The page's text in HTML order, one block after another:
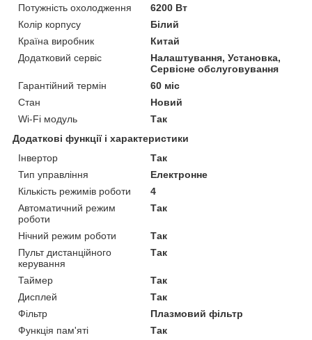
Потужність охолодження
6200 Вт
Колір корпусу
Білий
Країна виробник
Китай
Додатковий сервіс
Налаштування, Установка,
Сервісне обслуговування
Гарантійний термін
60 міс
Стан
Новий
Wi-Fi модуль
Так
Додаткові функції і характеристики
Інвертор
Так
Тип управління
Електронне
Кількість режимів роботи
4
Автоматичний режим
роботи
Так
Нічний режим роботи
Так
Пульт дистанційного
керування
Так
Таймер
Так
Дисплей
Так
Фільтр
Плазмовий фільтр
Функція пам'яті
Так